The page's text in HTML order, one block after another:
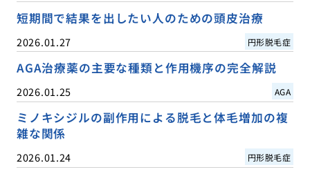
短期間で結果を出したい人のための頭皮治療
2026.01.27 円形脱毛症
AGA治療薬の主要な種類と作用機序の完全解説
2026.01.25 AGA
ミノキシジルの副作用による脱毛と体毛増加の複
雑な関係
2026.01.24 円形脱毛症